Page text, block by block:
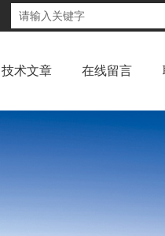
技术文章 在线留言